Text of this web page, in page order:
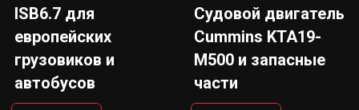
ISB6.7 для
европейских
грузовиков и
автобусов
Судовой двигатель
Cummins KTA19-
M500 и запасные
части